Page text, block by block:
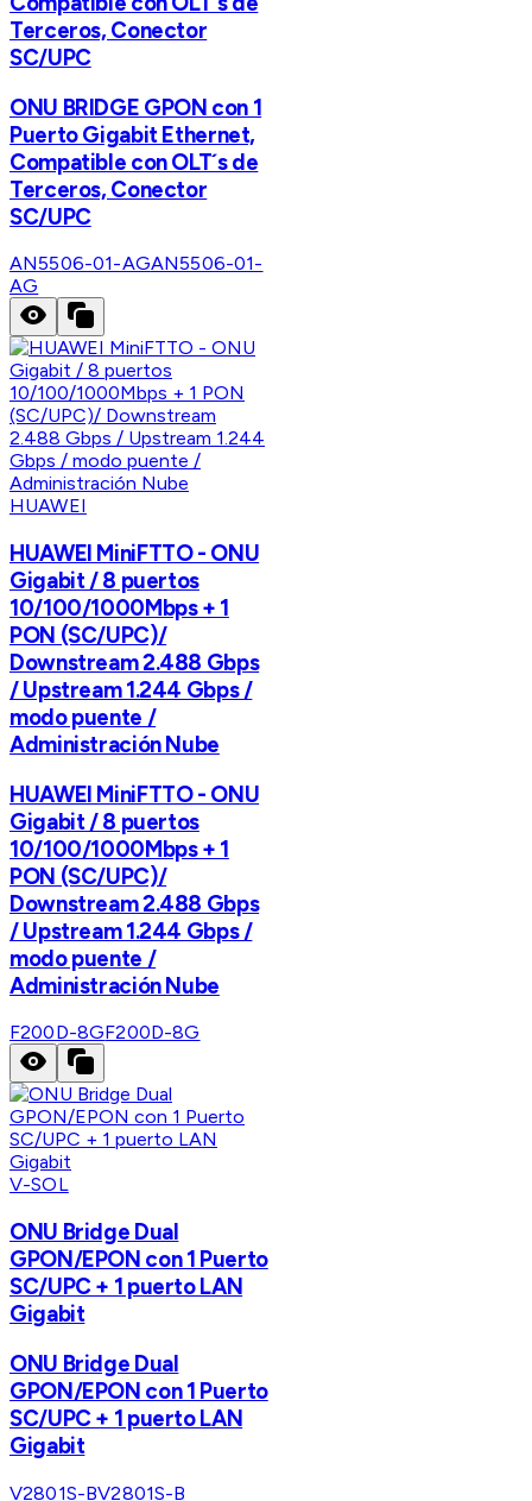
Terceros, Conector
SC/UPC
ONU BRIDGE GPON con 1
Puerto Gigabit Ethernet,
Compatible con OLT´s de
Terceros, Conector
SC/UPC
AN5506-01-AGAN5506-01-
AG
HUAWEI
HUAWEI MiniFTTO - ONU
Gigabit / 8 puertos
10/100/1000Mbps + 1
PON (SC/UPC)/
Downstream 2.488 Gbps
/ Upstream 1.244 Gbps /
modo puente /
Administración Nube
HUAWEI MiniFTTO - ONU
Gigabit / 8 puertos
10/100/1000Mbps + 1
PON (SC/UPC)/
Downstream 2.488 Gbps
/ Upstream 1.244 Gbps /
modo puente /
Administración Nube
F200D-8GF200D-8G
V-SOL
ONU Bridge Dual
GPON/EPON con 1 Puerto
SC/UPC + 1 puerto LAN
Gigabit
ONU Bridge Dual
GPON/EPON con 1 Puerto
SC/UPC + 1 puerto LAN
Gigabit
V2801S-BV2801S-B